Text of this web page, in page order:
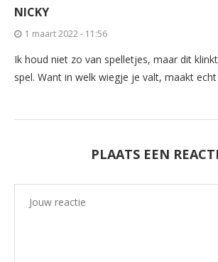
NICKY
1 maart 2022 - 11:56
Ik houd niet zo van spelletjes, maar dit
spel. Want in welk wiegje je valt, maakt
PLAATS EEN